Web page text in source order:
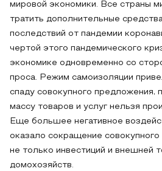
мировой экономики. Все страны
тратить дополнительные
последствий от пандемии
чертой этого пандемического
экономике одновременно со
проса. Режим самоизоляции
спаду совокупного предложения,
массу товаров и услуг нельзя
Еще большее негативное
оказало сокращение совокупного
не только инвестиций и внешней
домохозяйств.